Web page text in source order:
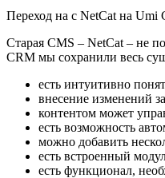
Переход на с NetCat на Umi
Старая CMS – NetCat – не
CRM мы сохранили весь
есть интуитивно
внесение изменений
контентом может
есть возможность
можно добавить
есть встроенный
есть функционал,